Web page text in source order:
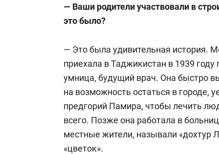
— Ваши родители участвовали в
это было?
— Это была удивительная история.
приехала в Таджикистан в 1939
умница, будущий врач. Она быстро
на возможность остаться в городе,
предгорий Памира, чтобы лечить
всего. Позже она работала в
местные жители, называли «дохтур
«цветок».